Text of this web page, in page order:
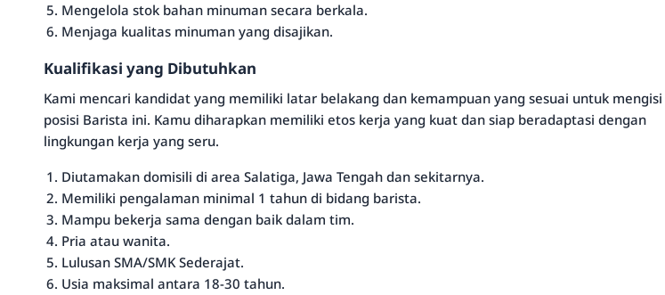
Mengelola stok bahan minuman secara berkala.
Menjaga kualitas minuman yang disajikan.
Kualifikasi yang Dibutuhkan
Kami mencari kandidat yang memiliki latar belakang dan kemampuan yang sesuai untuk mengisi
posisi Barista ini. Kamu diharapkan memiliki etos kerja yang kuat dan siap beradaptasi dengan
lingkungan kerja yang seru.
Diutamakan domisili di area Salatiga, Jawa Tengah dan sekitarnya.
Memiliki pengalaman minimal 1 tahun di bidang barista.
Mampu bekerja sama dengan baik dalam tim.
Pria atau wanita.
Lulusan SMA/SMK Sederajat.
Usia maksimal antara 18-30 tahun.